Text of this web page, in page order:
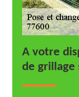
A votre
de grillage